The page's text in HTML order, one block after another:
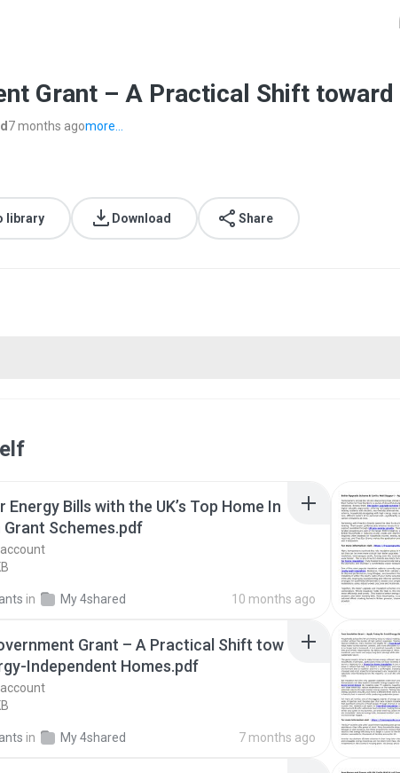
Grant – A Practical Shift
7 months agomore...
library Download Share
Energy Bills with the UK’s Top Home In
Schemes.pdf
in My 4shared 10 months ago
Grant – A Practical Shift tow
Independent Homes.pdf
in My 4shared 7 months ago